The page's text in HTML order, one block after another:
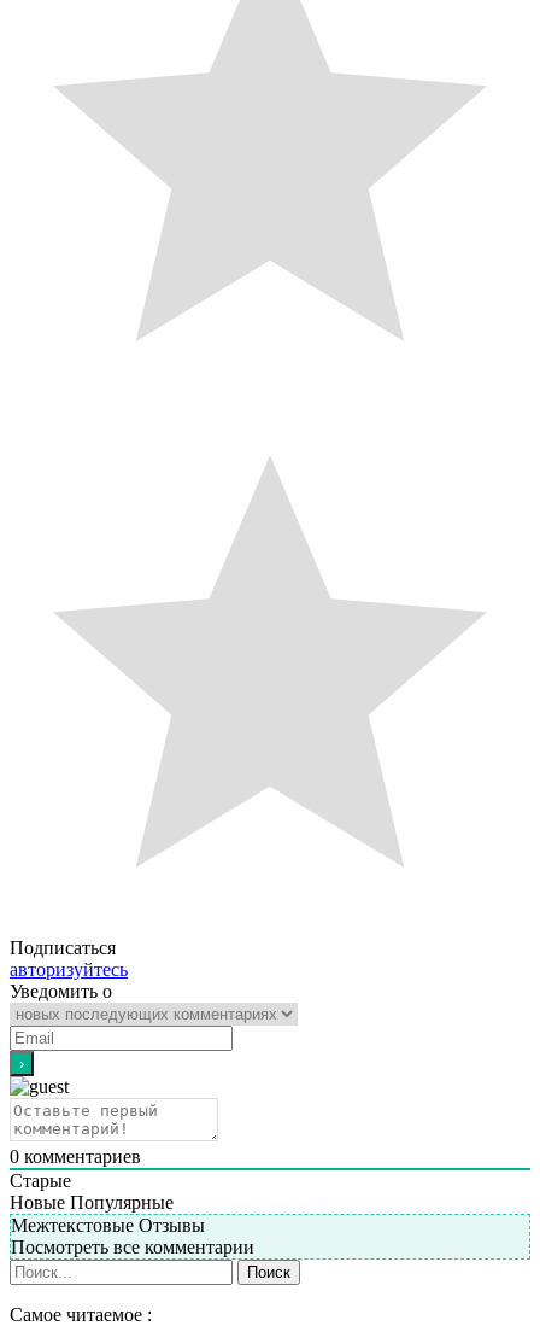
Подписаться
авторизуйтесь
Уведомить о
0 комментариев
Старые
Новые Популярные
Межтекстовые Отзывы
Посмотреть все комментарии
Самое читаемое :